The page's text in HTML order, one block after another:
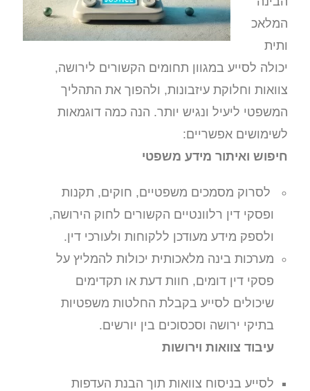
המלאכ
ותית
יכולה לסייע במגוון תחומים הקשורים לירושה,
צוואות וחלוקת עיזבונות, ולהפוך את התהליך
המשפטי ליעיל ונגיש יותר. הנה כמה דוגמאות
לשימושים אפשריים:
חיפוש ואיתור מידע משפטי
לסרוק מסמכים משפטיים, חוקים, תקנות
ופסקי דין רלוונטיים הקשורים לחוק הירושה,
ולספק מידע מעודכן ללקוחות ולעורכי דין.
מערכות בינה מלאכותית יכולות להמליץ על
פסקי דין דומים, חוות דעת או תקדימים
שיכולים לסייע בקבלת החלטות משפטיות
בתיקי ירושה וסכסוכים בין יורשים.
עיבוד צוואות וירושות
לסייע בניסוח צוואות תוך הבנת העדפות